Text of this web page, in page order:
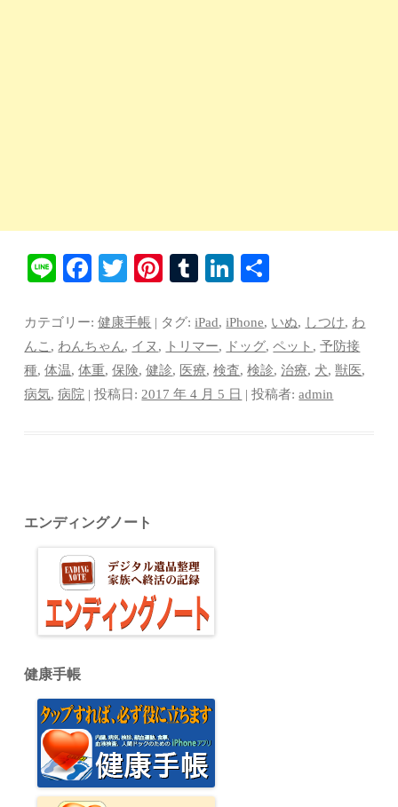
Li
Fa
bo
ok
T
tte
r
Pi
er
es
t
T
m
bl
r
Li
ed
In
カテゴリー:健康手帳 | タグ:iPad,iPhone, いぬ, しつけ, わ
んこ , わんちゃん, イヌ , トリマー, ドッグ,ペット ,予防接
種,体温,体重,保険,健診, 医療,検査,検診,治療, 犬,獣医,
病気,病院 | 投稿日: 2017 年 4 月 5 日 |投稿者:admin
エンディングノート
健康手帳